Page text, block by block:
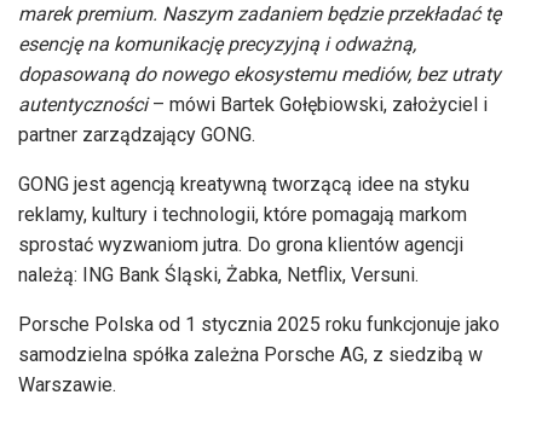
marek premium. Naszym zadaniem będzie przekładać tę
esencję na komunikację precyzyjną i odważną,
dopasowaną do nowego ekosystemu mediów, bez utraty
autentyczności– mówi Bartek Gołębiowski, założyciel i
partner zarządzający GONG.
GONG jest agencją kreatywną tworzącą idee na styku
reklamy, kultury i technologii, które pomagają markom
sprostać wyzwaniom jutra. Do grona klientów agencji
należą: ING Bank Śląski, Żabka, Netflix, Versuni.
Porsche Polska od 1 stycznia 2025 roku funkcjonuje jako
samodzielna spółka zależna Porsche AG, z siedzibą w
Warszawie.